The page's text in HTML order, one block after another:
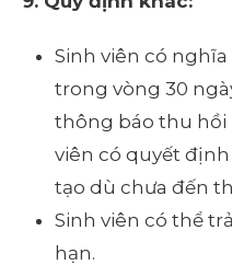
Sinh viên có
trong vòng 30
thông báo thu hồi
viên có quyết
tạo dù chưa đến
Sinh viên có thể
hạn.